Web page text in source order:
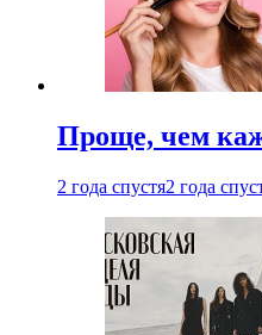
Проще, чем
2 года спустя2 года